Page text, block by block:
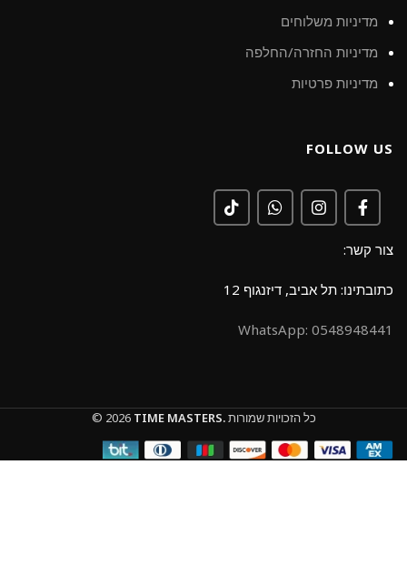
מדיניות משלוחים
מדיניות החזרה/החלפה
מדיניות פרטיות
FOLLOW US
צור קשר:
כתובתינו: תל אביב, דיזנגוף 12
0548948441 :WhatsApp
© 2026 TIME MASTERS.כל הזכויות שמורות